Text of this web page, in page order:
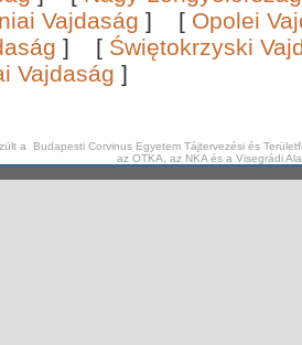
Vajdaság ] [ Opolei
] [ Świętokrzyski
Vajdaság ]
a Budapesti Corvinus Egyetem Tájtervezési és
az OTKA, az NKA és a Visegrádi